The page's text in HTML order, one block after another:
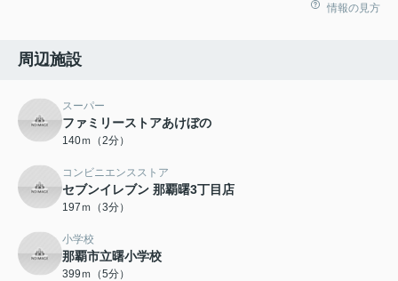
情報の見方
周辺施設
スーパー
ファミリーストアあけぼの
140ｍ（2分）
コンビニエンスストア
セブンイレブン 那覇曙3丁目店
197ｍ（3分）
小学校
那覇市立曙小学校
399ｍ（5分）